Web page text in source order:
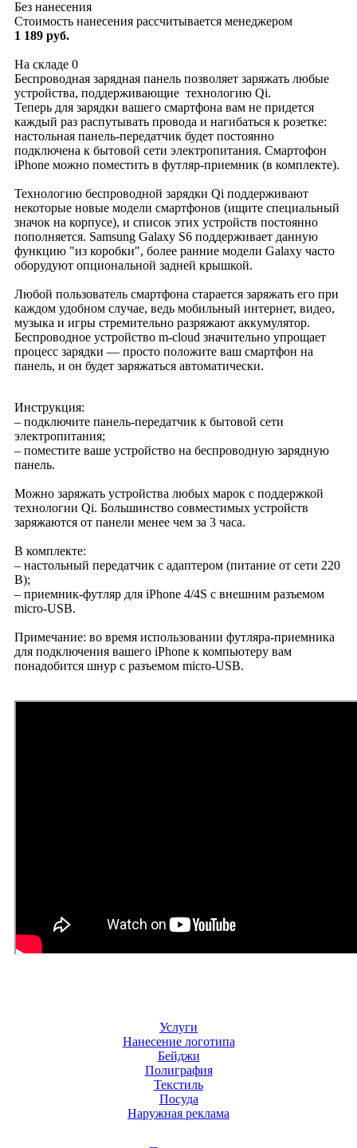
Без нанесения
Стоимость нанесения рассчитывается менеджером
1 189 руб.
На складе 0
Беспроводная зарядная панель позволяет заряжать любые
устройства, поддерживающие технологию Qi.
Теперь для зарядки вашего смартфона вам не придется
каждый раз распутывать провода и нагибаться к розетке:
настольная панель-передатчик будет постоянно
подключена к бытовой сети электропитания. Смартофон
iPhone можно поместить в футляр-приемник (в комплекте).
Технологию беспроводной зарядки Qi поддерживают
некоторые новые модели смартфонов (ищите специальный
значок на корпусе), и список этих устройств постоянно
пополняется. Samsung Galaxy S6 поддерживает данную
функцию "из коробки", более ранние модели Galaxy часто
оборудуют опциональной задней крышкой.
Любой пользователь смартфона старается заряжать его при
каждом удобном случае, ведь мобильный интернет, видео,
музыка и игры стремительно разряжают аккумулятор.
Беспроводное устройство m-cloud значительно упрощает
процесс зарядки — просто положите ваш смартфон на
панель, и он будет заряжаться автоматически.
Инструкция:
– подключите панель-передатчик к бытовой сети
электропитания;
– поместите ваше устройство на беспроводную зарядную
панель.
Можно заряжать устройства любых марок с поддержкой
технологии Qi. Большинство совместимых устройств
заряжаются от панели менее чем за 3 часа.
В комплекте:
– настольный передатчик с адаптером (питание от сети 220
В);
– приемник-футляр для iPhone 4/4S с внешним разъемом
micro-USB.
Примечание: во время использовании футляра-приемника
для подключения вашего iPhone к компьютеру вам
понадобится шнур с разъемом micro-USB.
Услуги
Нанесение логотипа
Бейджи
Полиграфия
Текстиль
Посуда
Наружная реклама